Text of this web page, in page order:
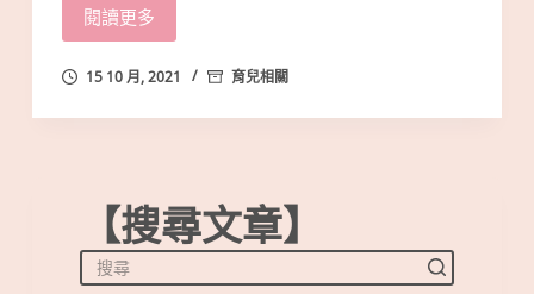
閱讀更多
15 10 月, 2021 育兒相關
【搜尋文章】